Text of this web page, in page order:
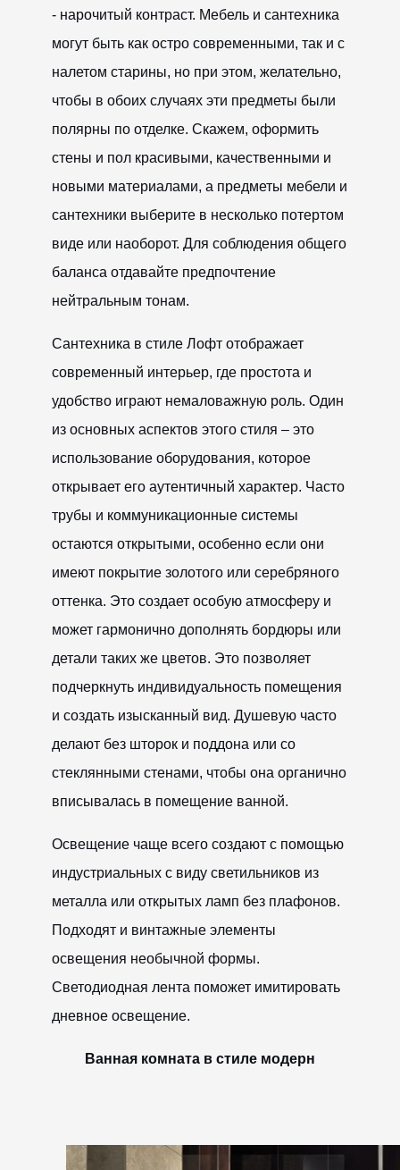
- нарочитый контраст. Мебель и сантехника
могут быть как остро современными, так и с
налетом старины, но при этом, желательно,
чтобы в обоих случаях эти предметы были
полярны по отделке. Скажем, оформить
стены и пол красивыми, качественными и
новыми материалами, а предметы мебели и
сантехники выберите в несколько потертом
виде или наоборот. Для соблюдения общего
баланса отдавайте предпочтение
нейтральным тонам.
Сантехника в стиле Лофт отображает
современный интерьер, где простота и
удобство играют немаловажную роль. Один
из основных аспектов этого стиля – это
использование оборудования, которое
открывает его аутентичный характер. Часто
трубы и коммуникационные системы
остаются открытыми, особенно если они
имеют покрытие золотого или серебряного
оттенка. Это создает особую атмосферу и
может гармонично дополнять бордюры или
детали таких же цветов. Это позволяет
подчеркнуть индивидуальность помещения
и создать изысканный вид. Душевую часто
делают без шторок и поддона или со
стеклянными стенами, чтобы она органично
вписывалась в помещение ванной.
Освещение чаще всего создают с помощью
индустриальных с виду светильников из
металла или открытых ламп без плафонов.
Подходят и винтажные элементы
освещения необычной формы.
Светодиодная лента поможет имитировать
дневное освещение.
Ванная комната в стиле модерн